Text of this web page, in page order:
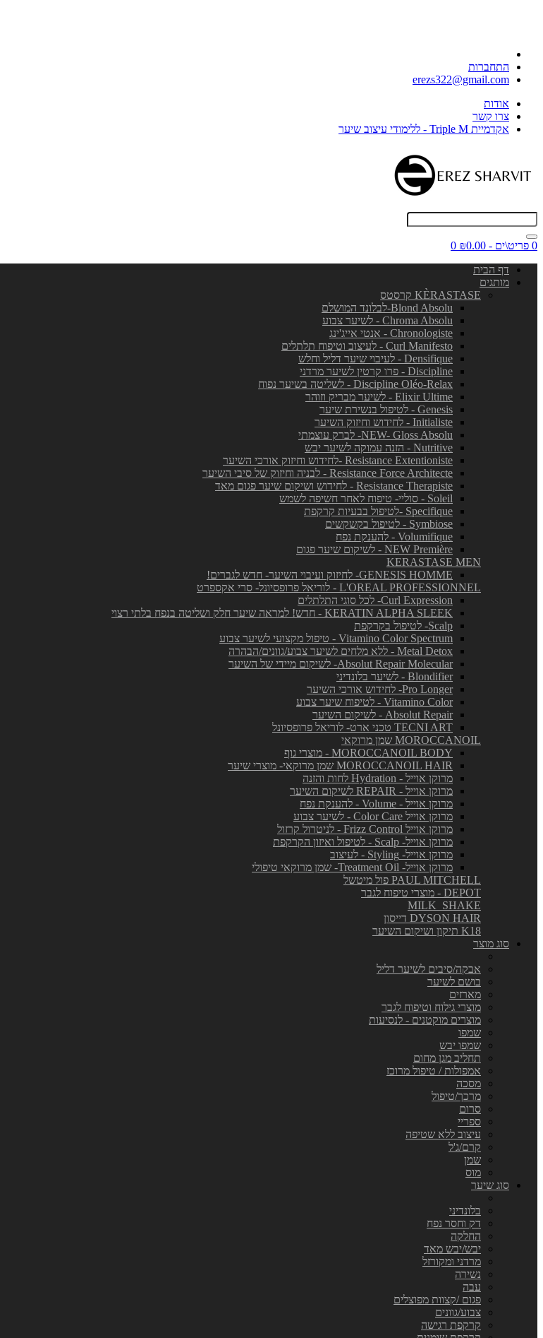
התחברות
erezs322@gmail.com
אודות
צרו קשר
אקדמיית Triple M - ללימודי עיצוב שיער
0 פריט\ים - ₪0.00
0
דף הבית
מותגים
KÈRASTASE קרסטס
Blond Absolu-לבלונד המושלם
Chroma Absolu - לשיער צבוע
Chronologiste - אנטי אייג'ינג
Curl Manifesto - לעיצוב וטיפוח תלתלים
Densifique - לעיבוי שיער דליל וחלש
Discipline - פרו קרטין לשיער מרדני
Discipline Oléo-Relax - לשליטה בשיער נפוח
Elixir Ultime - לשיער מבריק וזוהר
Genesis - לטיפול בנשירת שיער
Initialiste - לחידוש וחיזוק השיער
NEW- Gloss Absolu- לברק עוצמתי
Nutritive - הזנה עמוקה לשיער יבש
Resistance Extentioniste -לחידוש וחיזוק אורכי השיער
Resistance Force Architecte - לבניה וחיזוק של סיבי השיער
Resistance Therapiste - לחידוש ושיקום שיער פגום מאד
Soleil - סוליי- טיפוח לאחר חשיפה לשמש
Specifique -לטיפול בבעיות קרקפת
Symbiose - לטיפול בקשקשים
Volumifique - להענקת נפח
NEW Première - לשיקום שיער פגום
KERASTASE MEN
GENESIS HOMME- לחיזוק ועיבוי השיער- חדש לגברים!
L'OREAL PROFESSIONNEL - לוריאל פרופסיונל- סרי אקספרט
Curl Expression- לכל סוגי התלתלים
KERATIN ALPHA SLEEK - חדש! למראה שיער חלק ושליטה בנפח בלתי רצוי
Scalp- לטיפול בקרקפת
Vitamino Color Spectrum - טיפול מקצועי לשיער צבוע
Metal Detox - ללא מלחים לשיער צבוע/גוונים/הבהרה
Absolut Repair Molecular- לשיקום מיידי של השיער
Blondifier - לשיער בלונדיני
Pro Longer- לחידוש אורכי השיער
Vitamino Color - לטיפוח שיער צבוע
Absolut Repair - לשיקום השיער
TECNI ART טכני ארט- לוריאל פרופסיונל
MOROCCANOIL שמן מרוקאי
MOROCCANOIL BODY - מוצרי גוף
MOROCCANOIL HAIR שמן מרוקאי- מוצרי שיער
מרוקן אוייל - Hydration לחות והזנה
מרוקן אוייל - REPAIR לשיקום השיער
מרוקן אוייל - Volume - להענקת נפח
מרוקן אוייל Color Care - לשיער צבוע
מרוקן אוייל Frizz Control - לניטרול קרזול
מרוקן אוייל- Scalp - לטיפול ואיזון הקרקפת
מרוקן אוייל- Styling - לעיצוב
מרוקן אוייל- Treatment Oil- שמן מרוקאי טיפולי
PAUL MITCHELL פול מיטשל
DEPOT - מוצרי טיפוח לגבר
MILK_SHAKE
DYSON HAIR דייסון
K18 תיקון ושיקום השיער
סוג מוצר
אבקה/סיבים לשיער דליל
בושם לשיער
מארזים
מוצרי גילוח וטיפוח לגבר
מוצרים מוקטנים - לנסיעות
שמפו
שמפו יבש
תחליב מגן מחום
אמפולות / טיפול מרוכז
מסכה
מרכך/טיפול
סרום
ספריי
עיצוב ללא שטיפה
קרם/ג'ל
שמן
מוס
סוג שיער
בלונדיני
דק וחסר נפח
החלקה
יבש/יבש מאד
מרדני ומקורזל
נשירה
עבה
פגום /קצוות מפוצלים
צבוע/גוונים
קרקפת רגישה